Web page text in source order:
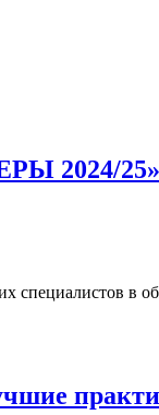
2024/25»
специалистов в